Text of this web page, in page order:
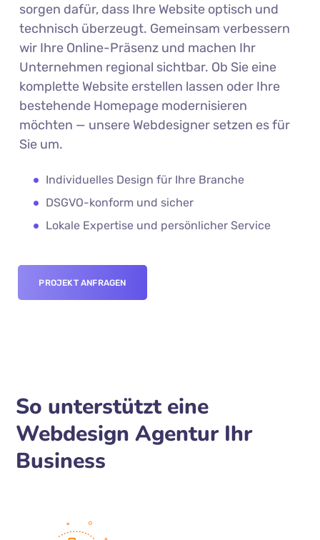
sorgen dafür, dass Ihre Website optisch und
technisch überzeugt. Gemeinsam verbessern
wir Ihre Online-Präsenz und machen Ihr
Unternehmen regional sichtbar. Ob Sie eine
komplette Website erstellen lassen oder Ihre
bestehende Homepage modernisieren
möchten — unsere Webdesigner setzen es für
Sie um.
Individuelles Design für Ihre Branche
DSGVO-konform und sicher
Lokale Expertise und persönlicher Service
PROJEKT ANFRAGEN
So unterstützt eine
Webdesign Agentur Ihr
Business